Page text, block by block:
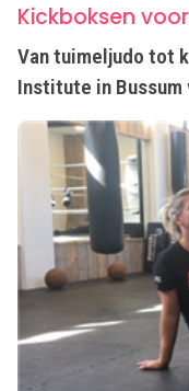
Kickboksen
Van tuimeljudo tot
Institute in